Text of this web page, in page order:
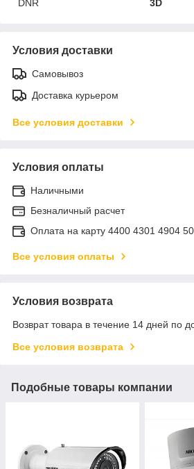
DNR
3D
Условия доставки
Самовывоз
Доставка курьером
Все условия доставки
Условия оплаты
Наличными
Безналичный расчет
Оплата на карту 4400 4301 4904
Все условия оплаты
Условия возврата
Возврат товара в течение 14 дней по
Все условия возврата
Подобные товары компании